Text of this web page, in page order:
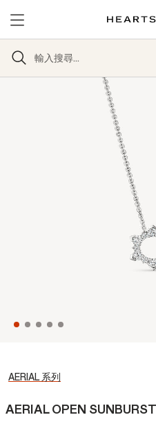
AERIAL 系列
AERIAL OPEN